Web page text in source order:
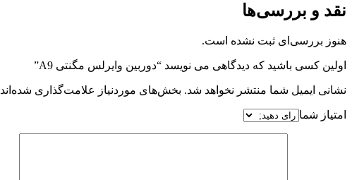
نقد و بررسی‌ها
هنوز بررسی‌ای ثبت نشده است.
اولین کسی باشید که دیدگاهی می نویسد “دوربین وایرلس مگنتی A9”
نشانی ایمیل شما منتشر نخواهد شد. بخش‌های موردنیاز علامت‌گذاری شده‌اند
امتیاز شما